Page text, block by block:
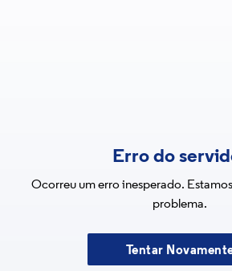
Erro do
Ocorreu um erro inesperado.
problema.
Tentar